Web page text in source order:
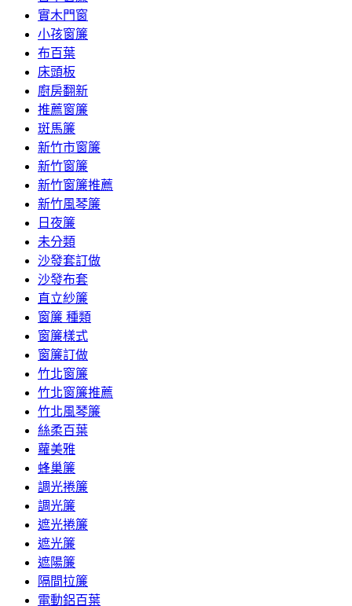
實木門窗
小孩窗簾
布百葉
床頭板
廚房翻新
推薦窗簾
斑馬簾
新竹市窗簾
新竹窗簾
新竹窗簾推薦
新竹風琴簾
日夜簾
未分類
沙發套訂做
沙發布套
直立紗簾
窗簾 種類
窗簾樣式
窗簾訂做
竹北窗簾
竹北窗簾推薦
竹北風琴簾
絲柔百葉
蘿美雅
蜂巢簾
調光捲簾
調光簾
遮光捲簾
遮光簾
遮陽簾
隔間拉簾
電動鋁百葉